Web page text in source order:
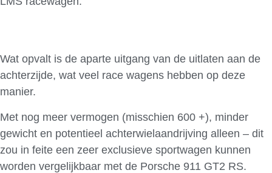
Wat opvalt is de aparte uitgang van de uitlaten aan de
achterzijde, wat veel race wagens hebben op deze
manier.
Met nog meer vermogen (misschien 600 +), minder
gewicht en potentieel achterwielaandrijving alleen – dit
zou in feite een zeer exclusieve sportwagen kunnen
worden vergelijkbaar met de Porsche 911 GT2 RS.